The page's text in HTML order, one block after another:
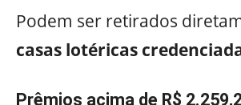
Podem ser retirados
casas lotéricas
Prêmios acima de R$